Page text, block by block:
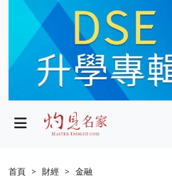
政局
財經
首頁 財經
金融